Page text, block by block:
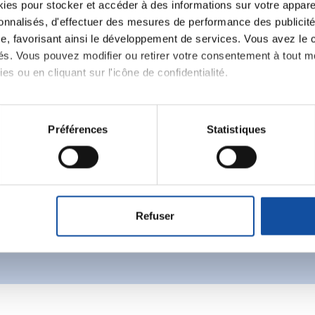
pour stocker et accéder à des informations sur votre
d'effectuer des mesures de performance des
favorisant ainsi le développement de services. Vous avez le
Vous pouvez modifier ou retirer votre consentement à tout
ou en cliquant sur l'icône de confidentialité.
également :
sur votre localisation géographique qui peuvent être
de vos données personnelles et définir vos
ou retirer votre consentement à tout moment à partir de la
Préférences Statistiques
Refuser
une nouvelle discussion vous aurez besoin de vous
Se connecter Créer un nouveau compte